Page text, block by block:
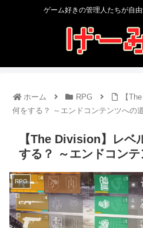
ゲーム好きの管理人たちが自
ホーム RPG
【
何をする？ ～エンドコンテンツへの
【The Division】レベ
する？ ～エンドコン
RPG